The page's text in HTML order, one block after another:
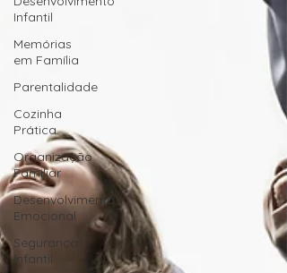
Infantil
Memórias
em Família
Parentalidade
Cozinha
Prática
Organização
Familiar
Desenvolvimento
Emocional
Segurança
Infantil